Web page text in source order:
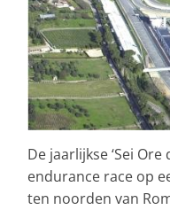
De jaarlijkse ‘Sei
endurance race op
ten noorden van